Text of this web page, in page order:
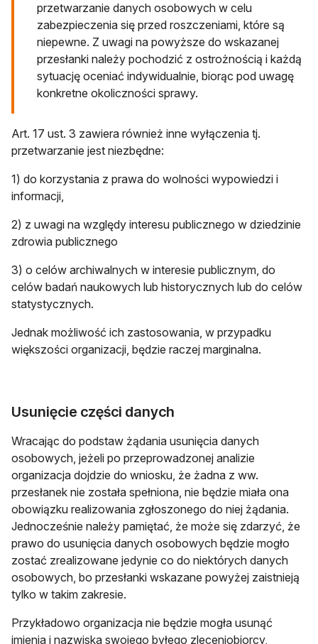
przetwarzanie danych osobowych w celu
zabezpieczenia się przed roszczeniami, które są
niepewne. Z uwagi na powyższe do wskazanej
przesłanki należy pochodzić z ostrożnością i każdą
sytuację oceniać indywidualnie, biorąc pod uwagę
konkretne okoliczności sprawy.
Art. 17 ust. 3 zawiera również inne wyłączenia tj.
przetwarzanie jest niezbędne:
1) do korzystania z prawa do wolności wypowiedzi i
informacji,
2) z uwagi na względy interesu publicznego w dziedzinie
zdrowia publicznego
3) o celów archiwalnych w interesie publicznym, do
celów badań naukowych lub historycznych lub do celów
statystycznych.
Jednak możliwość ich zastosowania, w przypadku
większości organizacji, będzie raczej marginalna.
Usunięcie części danych
Wracając do podstaw żądania usunięcia danych
osobowych, jeżeli po przeprowadzonej analizie
organizacja dojdzie do wniosku, że żadna z ww.
przesłanek nie została spełniona, nie będzie miała ona
obowiązku realizowania zgłoszonego do niej żądania.
Jednocześnie należy pamiętać, że może się zdarzyć, że
prawo do usunięcia danych osobowych będzie mogło
zostać zrealizowane jedynie co do niektórych danych
osobowych, bo przesłanki wskazane powyżej zaistnieją
tylko w takim zakresie.
Przykładowo organizacja nie będzie mogła usunąć
imienia i nazwiska swojego byłego zleceniobiorcy,